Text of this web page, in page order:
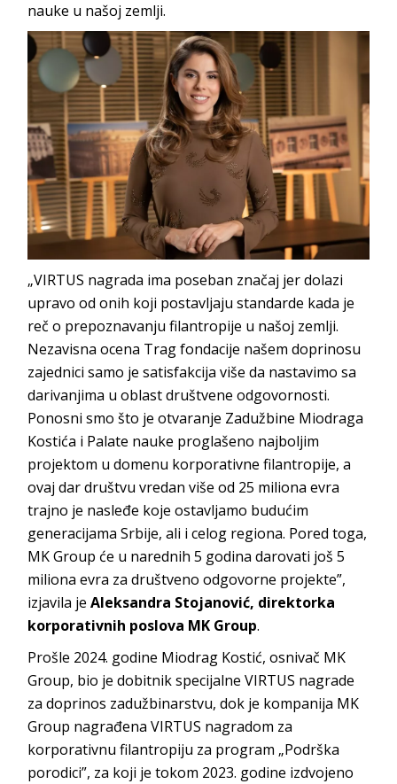
nauke u našoj zemlji.
„VIRTUS nagrada ima poseban značaj jer dolazi
upravo od onih koji postavljaju standarde kada je
reč o prepoznavanju filantropije u našoj zemlji.
Nezavisna ocena Trag fondacije našem doprinosu
zajednici samo je satisfakcija više da nastavimo sa
darivanjima u oblast društvene odgovornosti.
Ponosni smo što je otvaranje Zadužbine Miodraga
Kostića i Palate nauke proglašeno najboljim
projektom u domenu korporativne filantropije, a
ovaj dar društvu vredan više od 25 miliona evra
trajno je nasleđe koje ostavljamo budućim
generacijama Srbije, ali i celog regiona. Pored toga,
MK Group će u narednih 5 godina darovati još 5
miliona evra za društveno odgovorne projekte”,
izjavila jeAleksandra Stojanović, direktorka
korporativnih poslova MK Group.
Prošle 2024. godine Miodrag Kostić, osnivač MK
Group, bio je dobitnik specijalne VIRTUS nagrade
za doprinos zadužbinarstvu, dok je kompanija MK
Group nagrađena VIRTUS nagradom za
korporativnu filantropiju za program „Podrška
porodici”, za koji je tokom 2023. godine izdvojeno